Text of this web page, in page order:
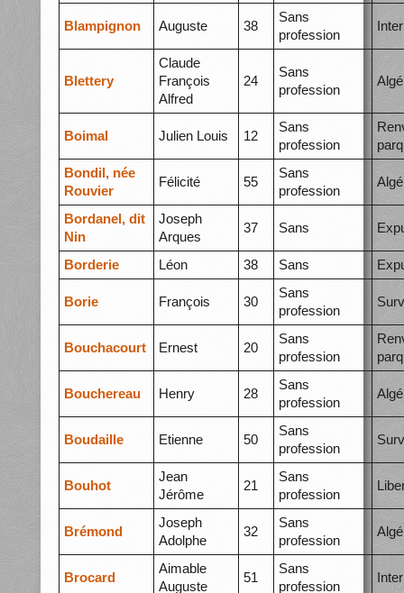
Blampignon Auguste 38
Sans
profession
Blettery
Claude
François
Alfred
24
Sans
profession
Boimal Julien Louis 12
Sans
profession
Bondil, née
Rouvier
Félicité 55
Sans
profession
Bordanel, dit
Nin
Joseph
Arques
37 Sans
Borderie Léon 38 Sans
Borie François 30
Sans
profession
Bouchacourt Ernest 20
Sans
profession
Bouchereau Henry 28
Sans
profession
Boudaille Etienne 50
Sans
profession
Bouhot
Jean
Jérôme
21
Sans
profession
Brémond
Joseph
Adolphe
32
Sans
profession
Brocard
Aimable
Auguste
51
Sans
profession